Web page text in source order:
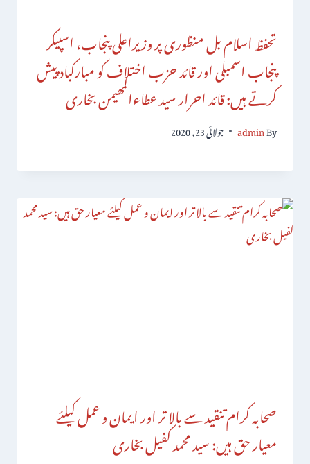
تحفظ اسلام بل منظوری پر وزیراعلی پنجاب، اسپیکر
پنجاب اسمبلی اور قائد حزب اختلاف کو مبارکباد پیش
کرتے ہیں: قائد احرار سید عطاءالمھیمن بخاری
By
admin جولائی 23, 2020
صحابہ کرام تنقید سے بالا تر اور ایمان و عمل کیلئے
معیار حق ہیں: سید محمد کفیل بخاری